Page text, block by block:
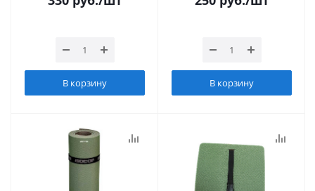
В корзину В корзину